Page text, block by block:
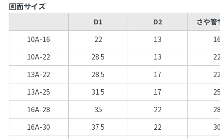
図面サイズ
D1 D2
さや管
10A-16
22 13
10A-22
28.5 13
13A-22
28.5 17
13A-25
31.5 17
16A-28
35 22
16A-30
37.5 22